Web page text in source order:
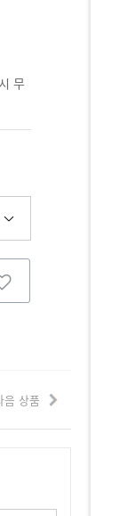
무
음 상품